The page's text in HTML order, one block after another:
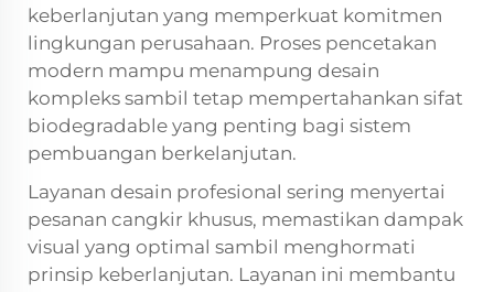
keberlanjutan yang memperkuat komitmen
lingkungan perusahaan. Proses pencetakan
modern mampu menampung desain
kompleks sambil tetap mempertahankan sifat
biodegradable yang penting bagi sistem
pembuangan berkelanjutan.
Layanan desain profesional sering menyertai
pesanan cangkir khusus, memastikan dampak
visual yang optimal sambil menghormati
prinsip keberlanjutan. Layanan ini membantu